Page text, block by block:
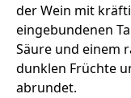
der Wein mit
eingebundenen
Säure und einem
dunklen Früchte
abrundet.